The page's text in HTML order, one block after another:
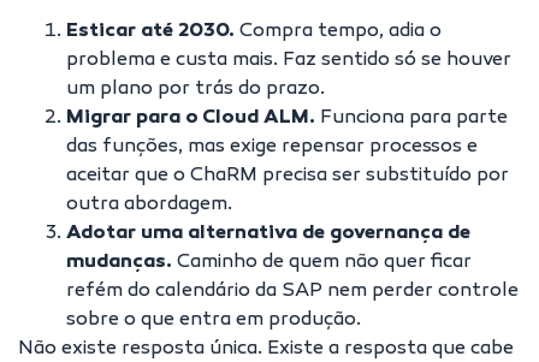
Esticar até 2030. Compra tempo, adia o
problema e custa mais. Faz sentido só se houver
um plano por trás do prazo.
Migrar para o Cloud ALM. Funciona para parte
das funções, mas exige repensar processos e
aceitar que o ChaRM precisa ser substituído por
outra abordagem.
Adotar uma alternativa de governança de
mudanças. Caminho de quem não quer ficar
refém do calendário da SAP nem perder controle
sobre o que entra em produção.
Não existe resposta única. Existe a resposta que cabe